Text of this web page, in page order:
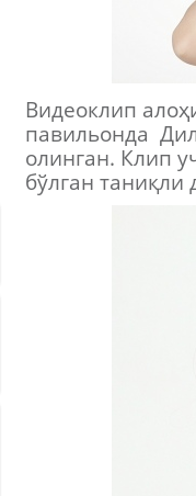
Видеоклип
павильонда
олинган. Клип
бўлган